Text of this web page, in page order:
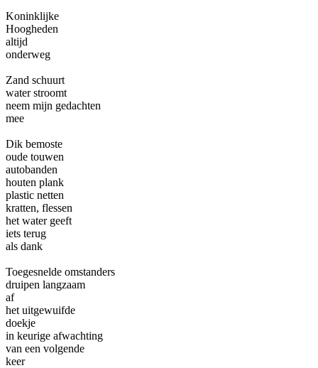
Koninklijke
Hoogheden
altijd
onderweg
Zand schuurt
water stroomt
neem mijn gedachten
mee
Dik bemoste
oude touwen
autobanden
houten plank
plastic netten
kratten, flessen
het water geeft
iets terug
als dank
Toegesnelde omstanders
druipen langzaam
af
het uitgewuifde
doekje
in keurige afwachting
van een volgende
keer